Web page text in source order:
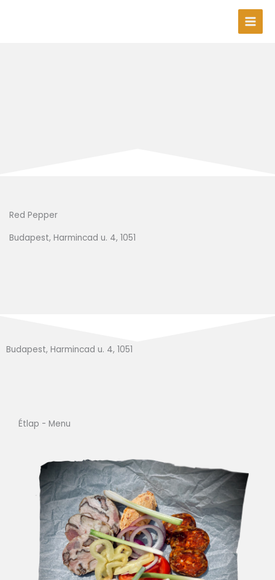
Red Pepper
Budapest, Harmincad u. 4, 1051
Budapest, Harmincad u. 4, 1051
Étlap - Menu